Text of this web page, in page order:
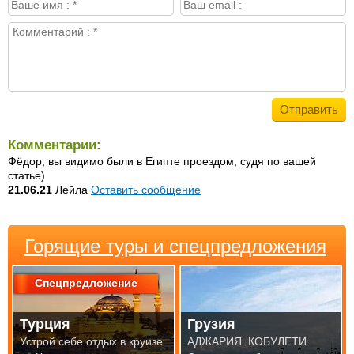
Комментарии:
Фёдор, вы видимо были в Египте проездом, судя по вашей
статье)
21.06.21 Лейла Оставить сообщение
Горящие туры и спецпредложения
Спецпредложение
Турция
Устрой себе отдых в круизе
Грузия
АДЖАРИЯ. КОБУЛЕТИ.